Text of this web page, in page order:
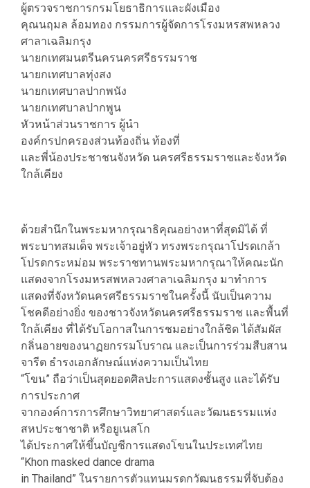
ผู้ตรวจราชการกรมโยธาธิการและผังเมือง
คุณนฤมล ล้อมทอง กรรมการผู้จัดการโรงมหรสพหลวง
ศาลาเฉลิมกรุง
นายกเทศมนตรีนครนครศรีธรรมราช
นายกเทศบาลทุ่งสง
นายกเทศบาลปากพนัง
นายกเทศบาลปากพูน
​​หัวหน้าส่วนราชการ ผู้นำ
องค์กรปกครองส่วนท้องถิ่น ท้องที่
​​และพี่น้องประชาชนจังหวัด นครศรีธรรมราชและจังหวัด
ใกล้เคียง
ด้วยสำนึกในพระมหากรุณาธิคุณอย่างหาที่สุดมิได้ ที่
พระบาทสมเด็จ พระเจ้าอยู่หัว ทรงพระกรุณาโปรดเกล้า
โปรดกระหม่อม พระราชทานพระมหากรุณาให้คณะนัก
แสดงจากโรงมหรสพหลวงศาลาเฉลิมกรุง มาทำการ
แสดงที่จังหวัดนครศรีธรรมราชในครั้งนี้ นับเป็นความ
โชคดีอย่างยิ่ง ของชาวจังหวัดนครศรีธรรมราช และพื้นที่
ใกล้เคียง ที่ได้รับโอกาสในการชมอย่างใกล้ชิด ได้สัมผัส
กลิ่นอายของนาฏยกรรมโบราณ และเป็นการร่วมสืบสาน
จารีต ธำรงเอกลักษณ์แห่งความเป็นไทย
“โขน” ถือว่าเป็นสุดยอดศิลปะการแสดงชั้นสูง และได้รับ
การประกาศ
จากองค์การการศึกษาวิทยาศาสตร์และวัฒนธรรมแห่ง
สหประชาชาติ หรือยูเนสโก
ได้ประกาศให้ขึ้นบัญชีการแสดงโขนในประเทศไทย
“Khon masked dance drama
in Thailand” ในรายการตัวแทนมรดกวัฒนธรรมที่จับต้อง